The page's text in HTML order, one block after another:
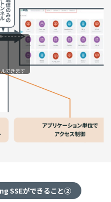
できます
SSEができること②